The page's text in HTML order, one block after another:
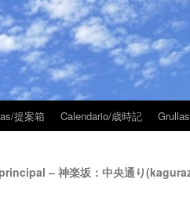
提案箱 Calendario/歳時記
– 神楽坂：中央通り